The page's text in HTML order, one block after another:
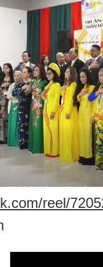
reel/